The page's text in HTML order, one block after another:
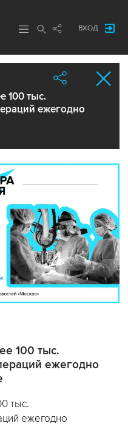
ВХОД
100 тыс.
ежегодно
100 тыс.
ежегодно
тыс.
ежегодно